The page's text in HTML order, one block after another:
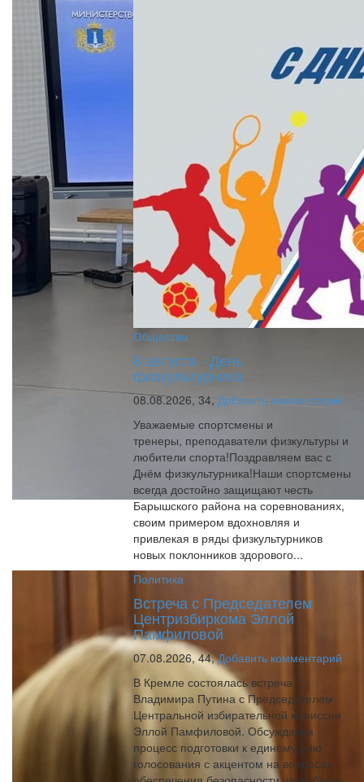
Общество
8 августа - День
физкультурника
08.08.2026, 34, Добавить комментарий
Уважаемые спортсмены и
тренеры, преподаватели физкультуры и
любители спорта!Поздравляем вас с
Днём физкультурника!Наши спортсмены
всегда достойно защищают честь
Барышского района на соревнованиях,
своим примером вдохновляя и
привлекая в ряды физкультурников
новых поклонников здорового...
Политика
Встреча с Председателем
Центризбиркома Эллой
Памфиловой
07.08.2026, 44, Добавить комментарий
В Кремле состоялась встреча
Владимира Путина с Председателем
Центральной избирательной комиссии
Эллой Памфиловой. Обсуждался
процесс подготовки к единому дню
голосования с акцентом на вопросах